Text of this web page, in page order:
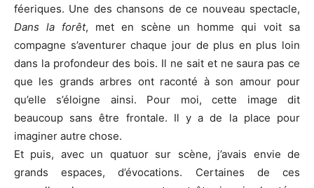
féeriques. Une des chansons de ce nouveau spectacle,
Dans la forêt, met en scène un homme qui voit sa
compagne s’aventurer chaque jour de plus en plus loin
dans la profondeur des bois. Il ne sait et ne saura pas ce
que les grands arbres ont raconté à son amour pour
qu’elle s’éloigne ainsi. Pour moi, cette image dit
beaucoup sans être frontale. Il y a de la place pour
imaginer autre chose.
Et puis, avec un quatuor sur scène, j’avais envie de
grands espaces, d’évocations. Certaines de ces